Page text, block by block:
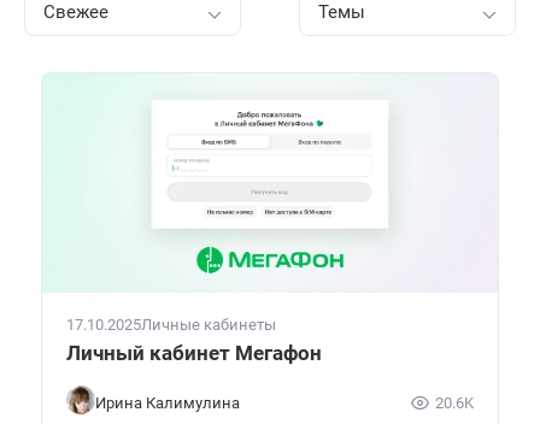
Свежее Темы
17.10.2025Личные кабинеты
Личный кабинет Мегафон
Ирина Калимулина 20.6K